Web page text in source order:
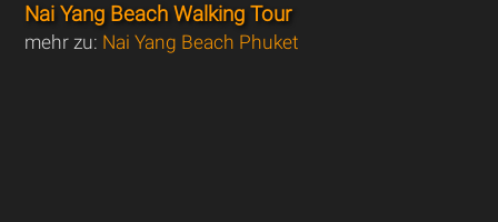
Nai Yang Beach Walking Tour
mehr zu: Nai Yang Beach Phuket